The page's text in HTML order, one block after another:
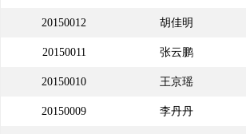
20150012 胡佳明
20150011 张云鹏
20150010 王京瑶
20150009 李丹丹